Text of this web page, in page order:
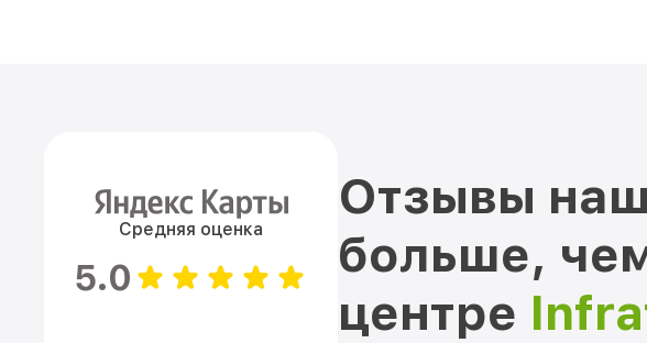
Средняя оценка
5.0
Отзывы
больше,
центре